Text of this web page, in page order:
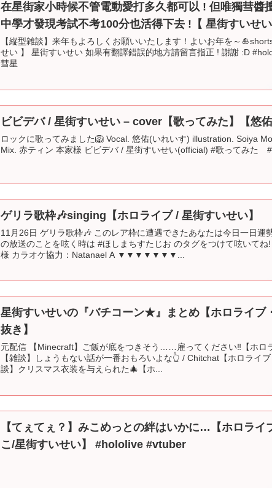
在星街家小時候不管電動愛打多久都可以 ! 但唯獨彗醬
中學才發現考試不考100分也活得下去 !【 星街すいせい
【縦型雑談】来年もよろしくお願いいたします！よいお年を～
せい 】 星街すいせい 如果有翻譯錯誤的地方請留言指正 ! 謝謝 :D
彗星
ビビデバ / 星街すいせい – cover【歌ってみた】【悠佑
ロックに歌ってみました🦁 Vocal. 悠佑(いれいす) illustration. Soiya
Mix. 赤ティン 本家様 ビビデバ / 星街すいせい(official) #歌ってみた
ゲリラ歌枠🎶singing【ホロライブ / 星街すいせい】
11月26日 ゲリラ歌枠🎶 このレア枠に遭遇できたあなたは今日一日運
の放送のことを呟く時は #ほしまちすたじお のタグをつけて呟いて
様 カラオケ協力：Natanael A ▼▼▼▼▼▼▼...
星街すいせいの『バチコーン★』まとめ【ホロライブ
抜き】
元配信 【Minecraft】ご飯が底をつきそう……雇ってください‼【ホロ
【雑談】しょうもない話が一番おもろいよな👆 / Chitchat【ホロライ
談】クリスマス衣装を与えられた🎄【ホ...
【てぇてぇ？】みこめっとの絆はいかに…【ホロライ
こ/星街すいせい】 #hololive #vtuber